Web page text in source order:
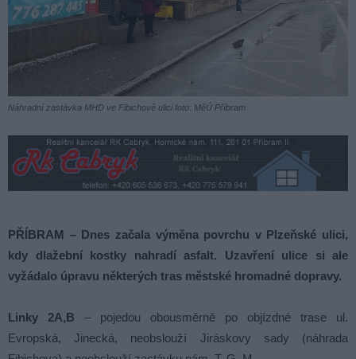
Náhradní zastávka MHD ve Fibichově ulici foto: MěÚ Příbram
PŘÍBRAM – Dnes začala výměna povrchu v Plzeňské ulici,
kdy dlažební kostky nahradí asfalt. Uzavření ulice si ale
vyžádalo úpravu některých tras městské hromadné dopravy.
Linky 2A,B – pojedou obousměrně po objízdné trase ul.
Evropská, Jinecká, neobslouží Jiráskovy sady (náhrada